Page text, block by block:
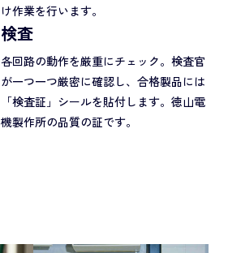
け作業を行います。
検査
各回路の動作を厳重にチェック。検査官
が一つ一つ厳密に確認し、合格製品には
「検査証」シールを貼付します。徳山電
機製作所の品質の証です。